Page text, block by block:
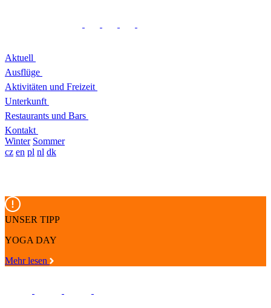
Aktuell
Ausflüge
Aktivitäten und Freizeit
Unterkunft
Restaurants und Bars
Kontakt
Winter Sommer
cz en pl nl dk
UNSER TIPP
YOGA DAY
Mehr lesen